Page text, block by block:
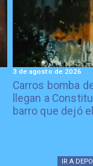
Carros bomba
llegan a
barro que dejó
3 de agosto de 2026
IR A